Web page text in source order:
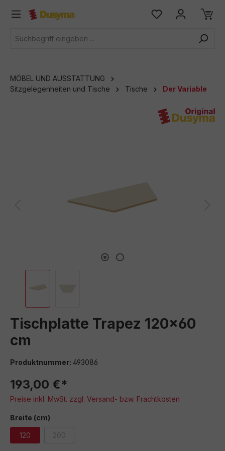
springen
MÖBEL UND AUSSTATTUNG
Sitzgelegenheiten und Tische
Tische Der Variable
Tischplatte Trapez 120x60
cm
Produktnummer: 493086
193,00 €*
Preise inkl. MwSt. zzgl. Versand- bzw. Frachtkosten
Breite (cm)
120 200(Diese Option ist zurzeit nicht verfügbar.)